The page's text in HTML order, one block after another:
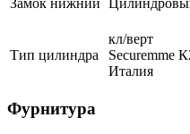
Замок нижний
Тип цилиндра
кл/верт
Securemme
Италия
Фурнитура